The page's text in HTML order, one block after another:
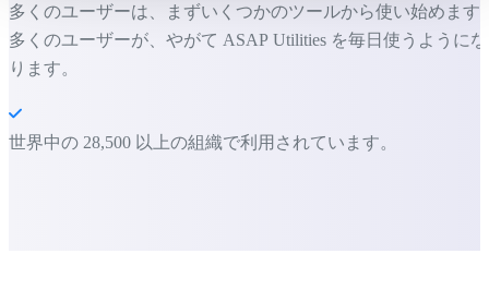
多くのユーザーは、まずいくつかのツールから使い始めます
多くのユーザーが、やがて ASAP Utilities を毎日使うようにな
ります。
世界中の 28,500 以上の組織で利用されています。